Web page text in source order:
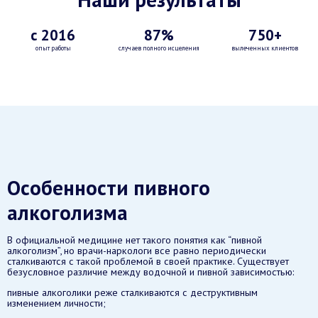
с 2016
опыт работы
87%
случаев полного исцеления
750+
вылеченных клиентов
Особенности пивного
алкоголизма
В официальной медицине нет такого понятия как “пивной
алкоголизм”, но врачи-наркологи все равно периодически
сталкиваются с такой проблемой в своей практике. Существует
безусловное различие между водочной и пивной зависимостью:
пивные алкоголики реже сталкиваются с деструктивным
изменением личности;